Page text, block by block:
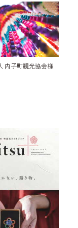
内子町観光協会様